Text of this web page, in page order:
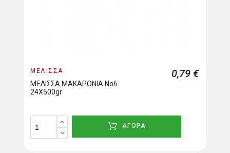
ΜΕΛΙΣΣΑ
ΜΕΛΙΣΣΑ ΜΑΚΑΡΟΝΙΑ Νο6
24Χ500gr
0,79 €
ΑΓΟΡΑ